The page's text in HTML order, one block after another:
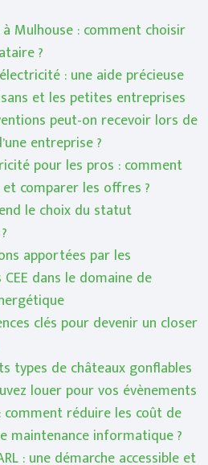
Mulhouse : comment choisir
?
: une aide précieuse
et les petites entreprises
peut-on recevoir lors de
entreprise ?
pour les pros : comment
comparer les offres ?
le choix du statut
apportées par les
dans le domaine de
clés pour devenir un closer
types de châteaux gonflables
louer pour vos évènements
comment réduire les coût de
maintenance informatique ?
: une démarche accessible et